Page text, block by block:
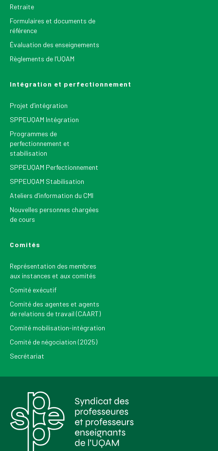
Retraite
Formulaires et documents de
référence
Évaluation des enseignements
Règlements de l’UQAM
Intégration et perfectionnement
Projet d’intégration
SPPEUQAM Intégration
Programmes de
perfectionnement et
stabilisation
SPPEUQAM Perfectionnement
SPPEUQAM Stabilisation
Ateliers d’information du CMI
Nouvelles personnes chargées
de cours
Comités
Représentation des membres
aux instances et aux comités
Comité exécutif
Comité des agentes et agents
de relations de travail (CAART)
Comité mobilisation-intégration
Comité de négociation (2025)
Secrétariat